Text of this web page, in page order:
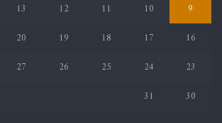
9
10
11
12
13
16
17
18
19
20
23
24
25
26
27
30
31